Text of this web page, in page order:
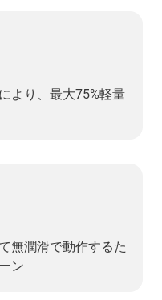
より、最大75%軽量
無潤滑で動作するた
ン